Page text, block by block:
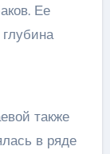
Ее
также
в ряде